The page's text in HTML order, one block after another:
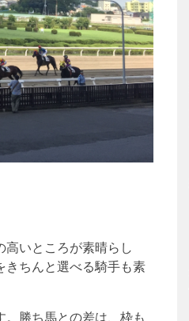
高いところが素晴らし
きちんと選べる騎手も素
勝ち馬との差は、枠も